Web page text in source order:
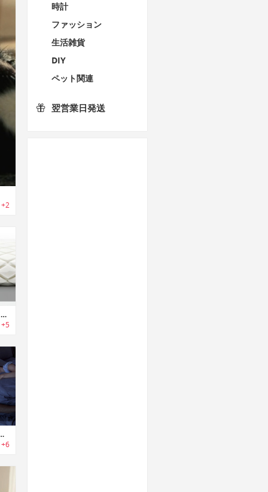
+2
Alpha Pillow 3D｜あらゆる寝姿勢にフィットする3Dピロー
+5
防止するスマートピロー
+6
時計
ファッション
生活雑貨
DIY
ペット関連
翌営業日発送